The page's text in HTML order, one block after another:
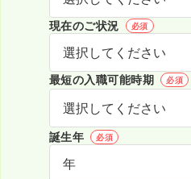
現在のご状況 必須
最短の入職可能時期 必須
誕生年 必須